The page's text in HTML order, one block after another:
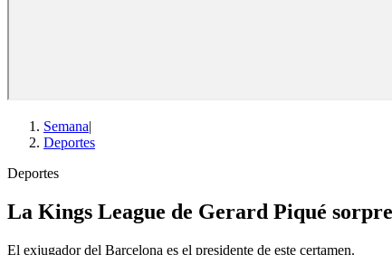
Semana|
Deportes
Deportes
La Kings League de Gerard Piqué
El exjugador del Barcelona es el presidente de este certamen.